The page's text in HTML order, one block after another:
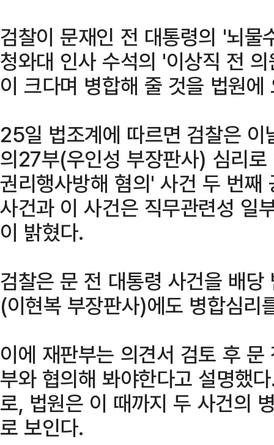
검찰이 문재인 전 대통령의 '뇌물
청와대 인사 수석의 '이상직 전
이 크다며 병합해 줄 것을 법원에
25일 법조계에 따르면 검찰은 이
의27부(우인성 부장판사) 심리
권리행사방해 혐의' 사건 두 번
사건과 이 사건은 직무관련성 일
이 밝혔다.
검찰은 문 전 대통령 사건을 배
(이현복 부장판사)에도 병합심리
이에 재판부는 의견서 검토 후
부와 협의해 봐야한다고 설명했
로, 법원은 이 때까지 두 사건의
로 보인다.